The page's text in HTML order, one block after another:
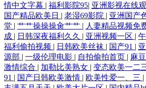
情中文字幕 | 福利影院95| 亚洲影视在线
国产精品欧美日 | 老湿69影院 | 亚洲国产
堂 | 艹艹操操操肏艹艹 | 人妻精品视频免
成 | 日韩深夜福利久久 | 亚洲视频一区 |
福利偷拍视频 | 日韩欧美丝袜 | 国产91 |
源部 | 一级伦理电影 | 自拍偷拍首页 | 麻
激情综合 | 加勒比美熟女 | 变态欧美一二
91 | 国产日韩欧美激情 | 欧美性爱一、三 |